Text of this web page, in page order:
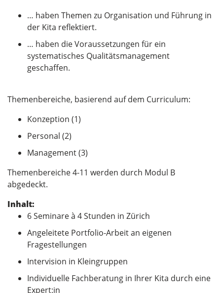
… haben Themen zu Organisation und Führung in
der Kita reflektiert.
… haben die Voraussetzungen für ein
systematisches Qualitätsmanagement
geschaffen.
Themenbereiche, basierend auf dem Curriculum:
Konzeption (1)
Personal (2)
Management (3)
Themenbereiche 4-11 werden durch Modul B
abgedeckt.
Inhalt:
6 Seminare à 4 Stunden in Zürich
Angeleitete Portfolio-Arbeit an eigenen
Fragestellungen
Intervision in Kleingruppen
Individuelle Fachberatung in Ihrer Kita durch eine
Expert:in